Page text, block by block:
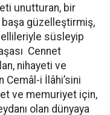
unutturan, bir
güzelleştirmiş,
süsleyip
Cennet
nihayeti ve
i İlâhi’sini
ve memuriyet için,
olan dünyaya